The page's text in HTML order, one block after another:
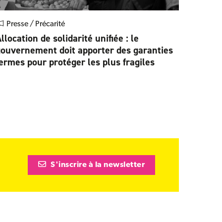
Presse / Précarité
de solidarité unifiée : le
doit apporter des garanties
pour protéger les plus fragiles
S'inscrire à la newsletter